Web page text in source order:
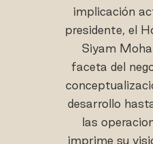
implicación
presidente, el
Siyam
faceta del
desarrollo
las
imprime su